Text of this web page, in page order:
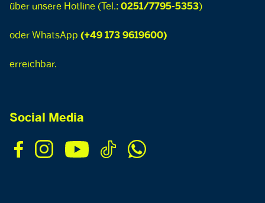
über unsere Hotline (Tel.: 0251/7795-5353)
oder WhatsApp (+49 173 9619600)
erreichbar.
Social Media